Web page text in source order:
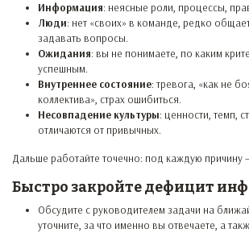
Информация: неясные роли, процессы,
Люди: нет «своих» в команде, редко
задавать вопросы.
Ожидания: вы не понимаете, по каким
успешным.
Внутреннее состояние: тревога, «как не
коллектива», страх ошибиться.
Несовпадение культуры: ценности, темп,
отличаются от привычных.
Дальше работайте точечно: под каждую причину
Быстро закройте дефицит
Обсудите с руководителем задачи на
уточните, за что именно вы отвечаете, а